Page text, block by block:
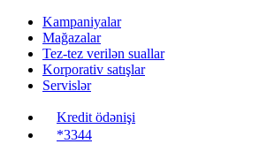
Kampaniyalar
Mağazalar
Tez-tez verilən suallar
Korporativ satışlar
Servislər
Kredit ödənişi
*3344